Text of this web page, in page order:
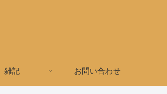
雑記 お問い合わせ